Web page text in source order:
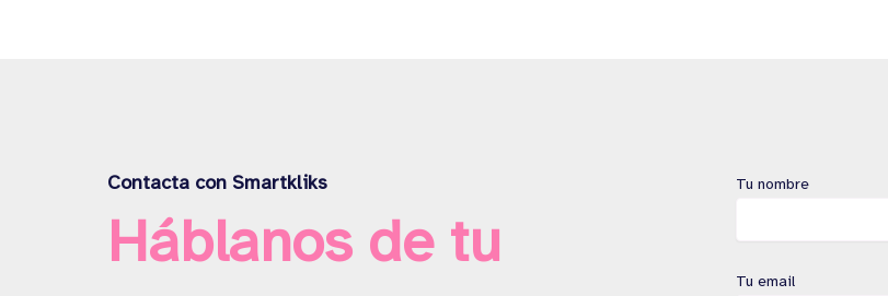
Contacta con Smartkliks
Háblanos de tu
Tu nombre
Tu email